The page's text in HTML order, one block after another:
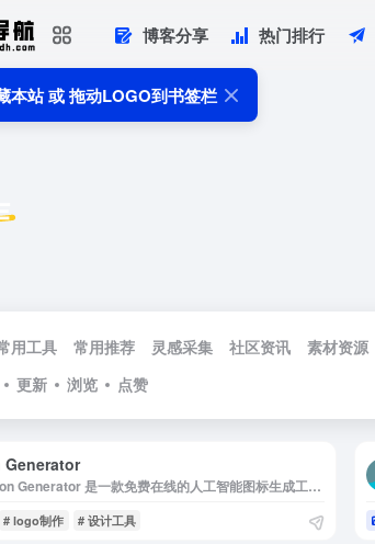
本站 或 拖动LOGO到书签栏
博客分享 热门排行
用工具 常用推荐 灵感采集 社区资讯 素材资源
更新 浏览 点赞
Generator
<p>AI Icon Generator 是一款免费在线的人工智能图标生成工具，专为追求便捷与创意的用户打造。借助先进的人工智能技术，它能够根据用户输入的文本提示快速生成独一无二的个性化图标，让图标设计变得轻松而高效。</p><p>这款工具的核心目标是简化图标创作流程，使每个人都能轻松完成专业级别的设计，无需任何设计背景或经验。无论您是创业者、内容创作者，还是需要视觉元素的普通用户，都能通过简单的操作生成满足需求的精美图标。</p><p>AI Icon Generator 的使用方式极其直观。用户只需在输入框中键入想要的图标描述，例如主题、风格或关键元素，即可获得由人工智能生成的专属图标设计。得益于其智能化和高度自动化的技术优势，这款工具不仅节省了设计时间，还能提供丰富的创意选择，为个人或商业用途提供支持。</p><p>无论是用于品牌标志、网页设计，还是移动应用，AI Icon Generator 都是一款高效、实用且创新的设计利器，帮助用户在创意表达中实现更大的可能性。</p><img decoding="async" data-src="//www.40000.net/wp-content/uploads/2024/12/20241215121725-675ec8d575371.webp" src="https://www.40000.net/wp-content/themes/onenav/images/t.png" alt="AI Icon Generator">
# logo制作 # 设计工具